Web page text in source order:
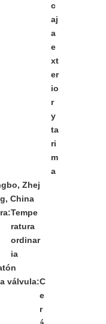
c
aj
a
e
xt
er
io
r
y
ta
ri
m
a
Zhej
China
Tempe
ratura
ordinar
ia
válvula:C
e
r